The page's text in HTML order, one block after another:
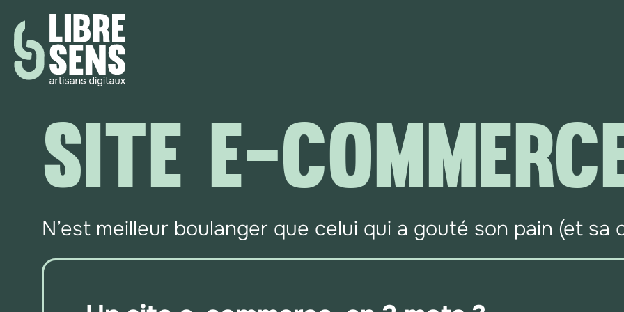
SITE E-
N’est meilleur boulanger que celui qui a gouté son pain (et sa